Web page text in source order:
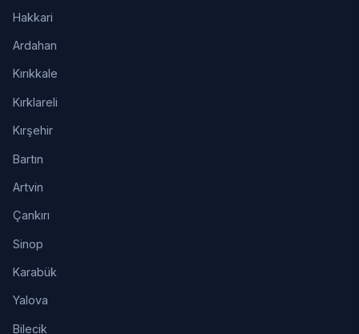
Hakkari
Ardahan
Kırıkkale
Kırklareli
Kırşehir
Bartın
Artvin
Çankırı
Sinop
Karabük
Yalova
Bilecik